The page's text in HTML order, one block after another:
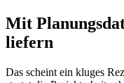
Mit
liefern
Das scheint ein kluges